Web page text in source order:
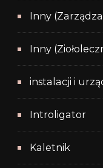
Inny
Inny
instalacji i
Introligator
Kaletnik